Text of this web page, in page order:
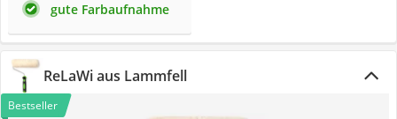
gute Farbaufnahme
ReLaWi aus Lammfell
Bestseller